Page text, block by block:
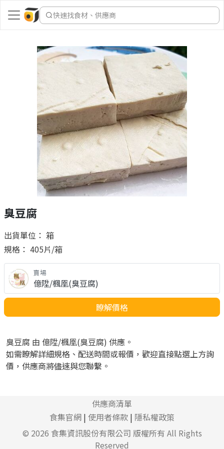
快速找食材、供應商
臭豆腐
出貨單位： 箱
規格： 405片/箱
賣場
億陞/楓凰(臭豆腐)
瞭解價格
臭豆腐 由 億陞/楓凰(臭豆腐) 供應。
如需瞭解詳細規格、配送時間或報價，歡迎直接點選上方詢
價，供應商將儘速與您聯繫。
供應商清單
食集官網 | 使用者條款 | 隱私權政策
© 2026 食集資訊股份有限公司 版權所有 All Rights
Reserved